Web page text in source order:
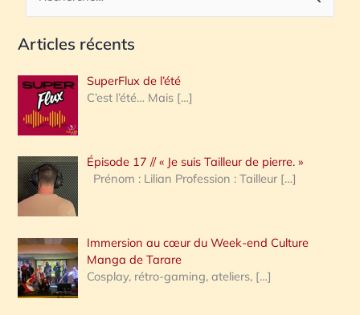
c
e
r
c
h
e
:
Articles récents
SuperFlux de l’été
C’est l’été… Mais […]
Épisode 17 // « Je suis Tailleur de pierre. »
Prénom : Lilian Profession : Tailleur […]
Immersion au cœur du Week-end Culture
Manga de Tarare
Cosplay, rétro-gaming, ateliers, […]